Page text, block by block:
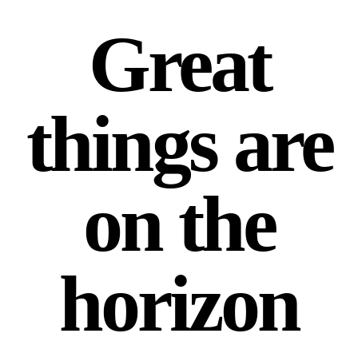
Great
things are
on the
horizon